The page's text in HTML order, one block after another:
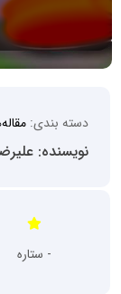
دسته بندی:
نویسنده:
- ستاره